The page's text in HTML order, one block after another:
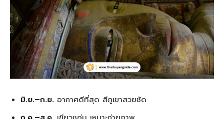
มิ.ย.–ก.ย. อากาศดีที่สุด สีภูเขาสวยชัด